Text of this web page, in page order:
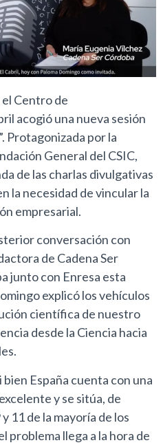
el Centro de
acogió una nueva sesión
Protagonizada por la
General del CSIC,
de las charlas divulgativas
la necesidad de vincular la
empresarial.
conversación con
de Cadena Ser
junto con Enresa esta
explicó los vehículos
científica de nuestro
desde la Ciencia hacia
España cuenta con una
y se sitúa, de
11 de la mayoría de los
problema llega a la hora de